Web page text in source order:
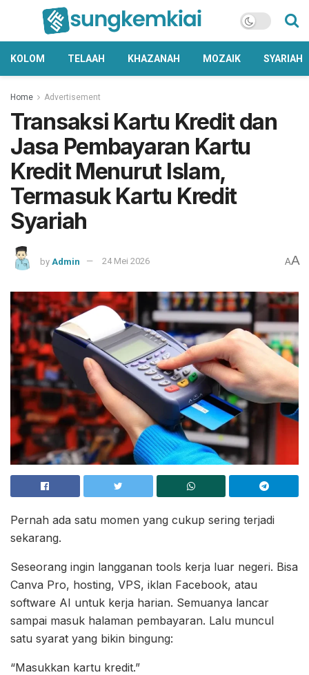
KOLOM TELAAH KHAZANAH MOZAIK SYARIAH
Home Advertisement
Transaksi Kartu Kredit dan
Jasa Pembayaran Kartu
Kredit Menurut Islam,
Termasuk Kartu Kredit
Syariah
by Admin 24 Mei 2026 AA
Pernah ada satu momen yang cukup sering terjadi
sekarang.
Seseorang ingin langganan tools kerja luar negeri. Bisa
Canva Pro, hosting, VPS, iklan Facebook, atau
software AI untuk kerja harian. Semuanya lancar
sampai masuk halaman pembayaran. Lalu muncul
satu syarat yang bikin bingung:
“Masukkan kartu kredit.”